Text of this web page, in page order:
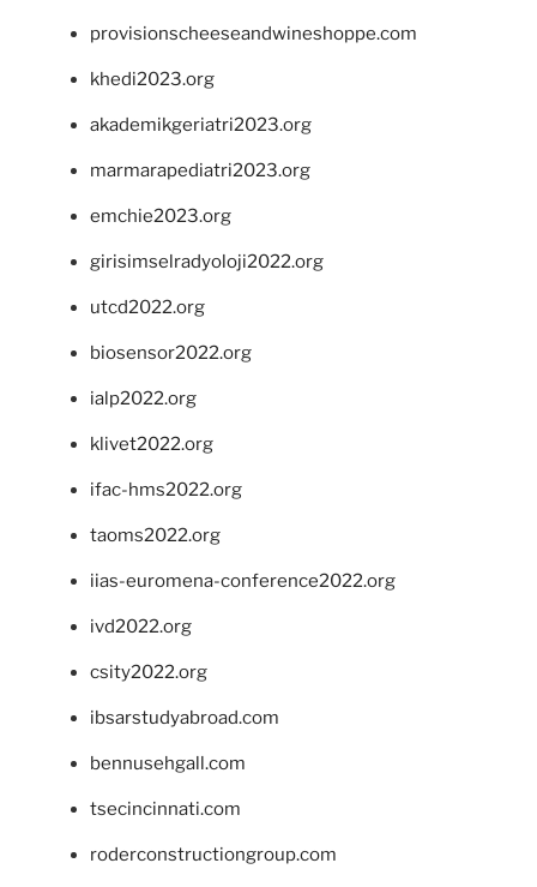
provisionscheeseandwineshoppe.com
khedi2023.org
akademikgeriatri2023.org
marmarapediatri2023.org
emchie2023.org
girisimselradyoloji2022.org
utcd2022.org
biosensor2022.org
ialp2022.org
klivet2022.org
ifac-hms2022.org
taoms2022.org
iias-euromena-conference2022.org
ivd2022.org
csity2022.org
ibsarstudyabroad.com
bennusehgall.com
tsecincinnati.com
roderconstructiongroup.com